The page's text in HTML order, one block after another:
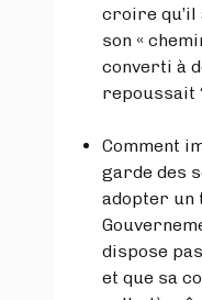
croire qu’il
son «
converti à
repoussait
Comment
garde des
adopter un
dispose
et que sa